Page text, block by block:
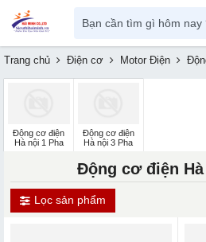
Trang chủ Điện cơ Motor Điện
Động cơ điện
Hà nội 1 Pha
Động cơ điện
Hà nội 3 Pha
Động cơ điện
Lọc sản phẩm